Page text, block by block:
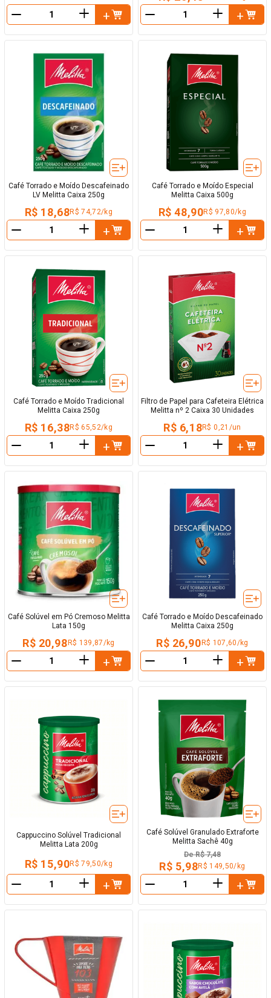
＋ ＋
Café Torrado e Moído Descafeinado
LV Melitta Caixa 250g
R$ 18,68R$ 74,72/kg
＋
Café Torrado e Moído Especial
Melitta Caixa 500g
R$ 48,90R$ 97,80/kg
＋
Café Torrado e Moído Tradicional
Melitta Caixa 250g
R$ 16,38R$ 65,52/kg
＋
Filtro de Papel para Cafeteira Elétrica
Melitta nº 2 Caixa 30 Unidades
R$ 6,18R$ 0,21/un
＋
Café Solúvel em Pó Cremoso Melitta
Lata 150g
R$ 20,98 R$ 139,87/kg
＋
Café Torrado e Moído Descafeinado
Melitta Caixa 250g
R$ 26,90 R$ 107,60/kg
＋
Cappuccino Solúvel Tradicional
Melitta Lata 200g
R$ 15,90R$ 79,50/kg
＋
Café Solúvel Granulado Extraforte
Melitta Sachê 40g
De R$ 7,48
R$ 5,98R$ 149,50/kg
＋